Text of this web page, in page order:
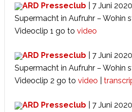
ARD Presseclub | 7 Juni 2020
Supermacht in Aufruhr – Wohin
Videoclip 1 go to video
ARD Presseclub | 7 Juni 2020
Supermacht in Aufruhr – Wohin
Videoclip 2 go to video
ARD Presseclub | 7 Juni 2020